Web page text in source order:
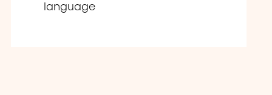
language